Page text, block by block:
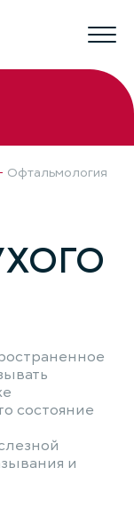
Офтальмология
состояние
и